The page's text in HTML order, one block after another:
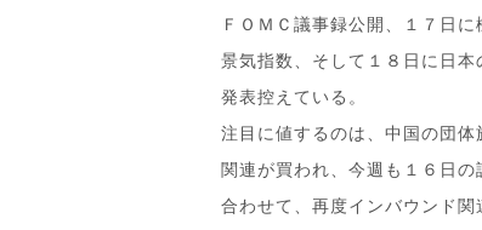
ＦＯＭＣ議事録公開、１７日
景気指数、そして１８日に日
発表控えている。
注目に値するのは、中国の団
関連が買われ、今週も１６日
合わせて、再度インバウンド関